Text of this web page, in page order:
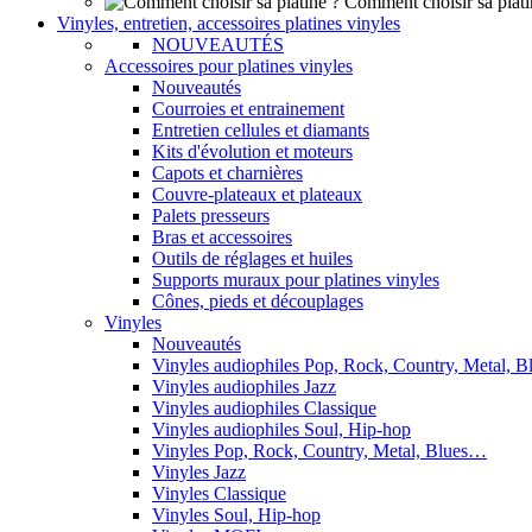
Vinyles, entretien, accessoires platines vinyles
NOUVEAUTÉS
Accessoires pour platines vinyles
Nouveautés
Courroies et entrainement
Entretien cellules et diamants
Kits d'évolution et moteurs
Capots et charnières
Couvre-plateaux et plateaux
Palets presseurs
Bras et accessoires
Outils de réglages et huiles
Supports muraux pour platines vinyles
Cônes, pieds et découplages
Vinyles
Nouveautés
Vinyles audiophiles Pop, Rock, Country, Metal,
Vinyles audiophiles Jazz
Vinyles audiophiles Classique
Vinyles audiophiles Soul, Hip-hop
Vinyles Pop, Rock, Country, Metal, Blues…
Vinyles Jazz
Vinyles Classique
Vinyles Soul, Hip-hop